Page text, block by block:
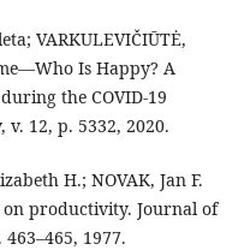
VARKULEVIČIŪTĖ,
Is Happy? A
the COVID-19
12, p. 5332, 2020.
H.; NOVAK, Jan F.
productivity. Journal of
1977.